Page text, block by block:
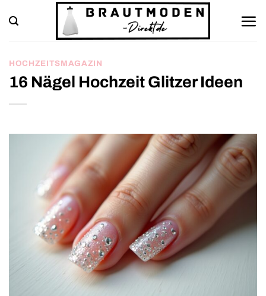
Inhalt
springen
HOCHZEITSMAGAZIN
16 Nägel Hochzeit Glitzer Ideen